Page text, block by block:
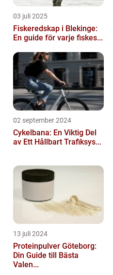
03 juli 2025
Fiskeredskap i Blekinge:
En guide för varje fiskes...
02 september 2024
Cykelbana: En Viktig Del
av Ett Hållbart Trafiksys...
13 juli 2024
Proteinpulver Göteborg:
Din Guide till Bästa
Valen...